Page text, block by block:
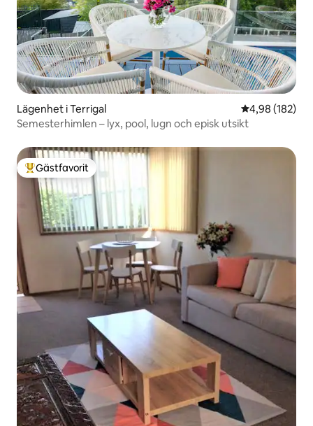
Lägenhet i Terrigal 4,98 av 5 i
4,98 (182)
Semesterhimlen – lyx, pool, lugn och episk utsikt
Populär gästfavorit
Gästfavorit